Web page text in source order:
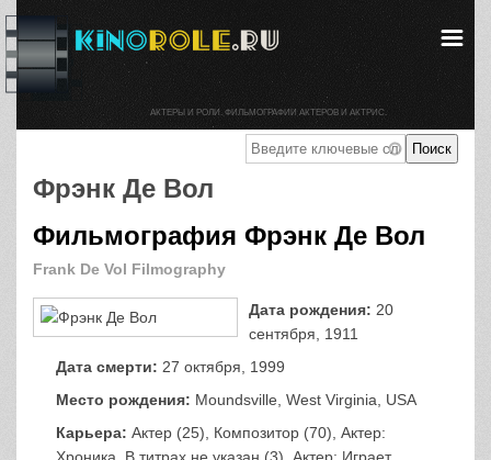
Фрэнк Де Вол
Фильмография Фрэнк Де Вол
Frank De Vol Filmography
Дата рождения: 20
сентября, 1911
Дата смерти: 27 октября, 1999
Место рождения: Moundsville, West Virginia, USA
Карьера: Актер (25), Композитор (70), Актер:
АКТЕРЫ И РОЛИ. ФИЛЬМОГРАФИИ АКТЕРОВ И АКТРИС.